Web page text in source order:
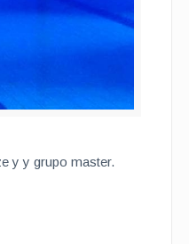
y y grupo master.